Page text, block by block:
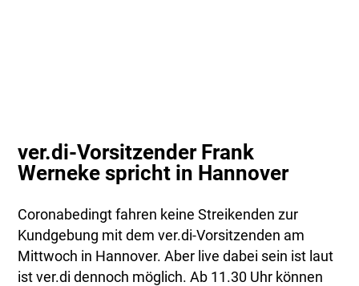
ver.di-Vorsitzender Frank
Werneke spricht in Hannover
Coronabedingt fahren keine Streikenden zur
Kundgebung mit dem ver.di-Vorsitzenden am
Mittwoch in Hannover. Aber live dabei sein ist laut
ist ver.di dennoch möglich. Ab 11.30 Uhr können